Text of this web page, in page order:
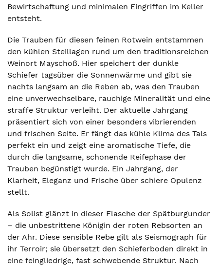
Bewirtschaftung und minimalen Eingriffen im Keller
entsteht.
Die Trauben für diesen feinen Rotwein entstammen
den kühlen Steillagen rund um den traditionsreichen
Weinort Mayschoß. Hier speichert der dunkle
Schiefer tagsüber die Sonnenwärme und gibt sie
nachts langsam an die Reben ab, was den Trauben
eine unverwechselbare, rauchige Mineralität und eine
straffe Struktur verleiht. Der aktuelle Jahrgang
präsentiert sich von einer besonders vibrierenden
und frischen Seite. Er fängt das kühle Klima des Tals
perfekt ein und zeigt eine aromatische Tiefe, die
durch die langsame, schonende Reifephase der
Trauben begünstigt wurde. Ein Jahrgang, der
Klarheit, Eleganz und Frische über schiere Opulenz
stellt.
Als Solist glänzt in dieser Flasche der Spätburgunder
– die unbestrittene Königin der roten Rebsorten an
der Ahr. Diese sensible Rebe gilt als Seismograph für
ihr Terroir; sie übersetzt den Schieferboden direkt in
eine feingliedrige, fast schwebende Struktur. Nach